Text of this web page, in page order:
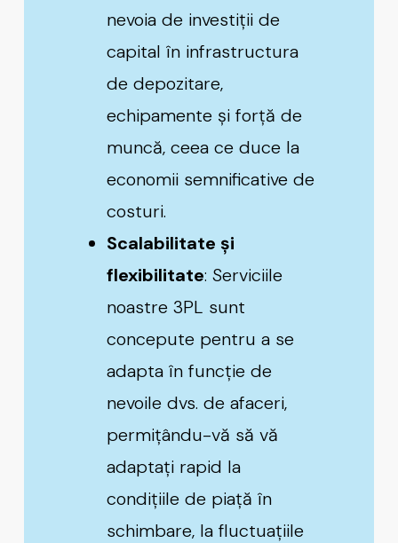
nevoia de investiții de
capital în infrastructura
de depozitare,
echipamente și forță de
muncă, ceea ce duce la
economii semnificative de
costuri.
Scalabilitate și
flexibilitate: Serviciile
noastre 3PL sunt
concepute pentru a se
adapta în funcție de
nevoile dvs. de afaceri,
permițându-vă să vă
adaptați rapid la
condițiile de piață în
schimbare, la fluctuațiile